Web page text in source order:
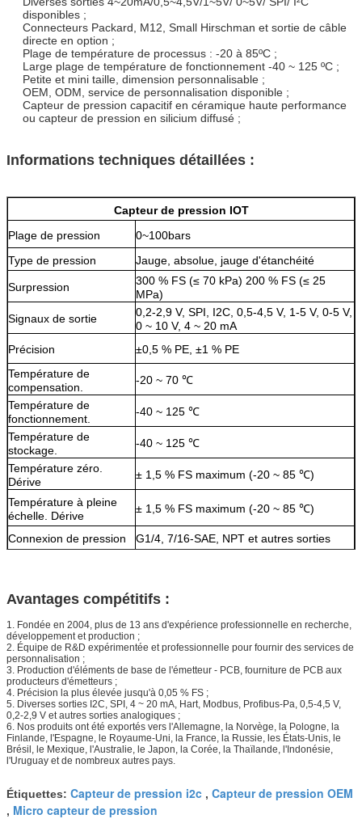
disponibles ;
Connecteurs Packard, M12, Small Hirschman et sortie de câble
directe en option ;
Plage de température de processus : -20 à 85ºC ;
Large plage de température de fonctionnement -40 ~ 125 ºC ;
Petite et mini taille, dimension personnalisable ;
OEM, ODM, service de personnalisation disponible ;
Capteur de pression capacitif en céramique haute performance
ou capteur de pression en silicium diffusé ;
Informations techniques détaillées :
Capteur de pression IOT
Plage de pression
0~100bars
Type de pression
Jauge, absolue, jauge d'étanchéité
Surpression
300 % FS (≤ 70 kPa) 200 % FS (≤ 25
MPa)
Signaux de sortie
0,2-2,9 V, SPI, I2C, 0,5-4,5 V, 1-5 V, 0-5 V,
0 ~ 10 V, 4 ~ 20 mA
Précision
±0,5 % PE, ±1 % PE
Température de
compensation.
-20 ~ 70 ℃
Température de
fonctionnement.
-40 ~ 125 ℃
Température de
stockage.
-40 ~ 125 ℃
Température zéro.
Dérive
± 1,5 % FS maximum (-20 ~ 85 ℃)
Température à pleine
échelle. Dérive
± 1,5 % FS maximum (-20 ~ 85 ℃)
Connexion de pression
G1/4, 7/16-SAE, NPT et autres sorties
Logement SS316, SS304
Avantages compétitifs :
1. Fondée en 2004, plus de 13 ans d'expérience professionnelle en recherche,
développement et production ;
2. Équipe de R&D expérimentée et professionnelle pour fournir des services de
personnalisation ;
3. Production d'éléments de base de l'émetteur - PCB, fourniture de PCB aux
producteurs d'émetteurs ;
4. Précision la plus élevée jusqu'à 0,05 % FS ;
5. Diverses sorties I2C, SPI, 4 ~ 20 mA, Hart, Modbus, Profibus-Pa, 0,5-4,5 V,
0,2-2,9 V et autres sorties analogiques ;
6. Nos produits ont été exportés vers l'Allemagne, la Norvège, la Pologne, la
Finlande, l'Espagne, le Royaume-Uni, la France, la Russie, les États-Unis, le
Brésil, le Mexique, l'Australie, le Japon, la Corée, la Thaïlande, l'Indonésie,
l'Uruguay et de nombreux autres pays.
Étiquettes: Capteur de pression i2c , Capteur de pression OEM
, Micro capteur de pression